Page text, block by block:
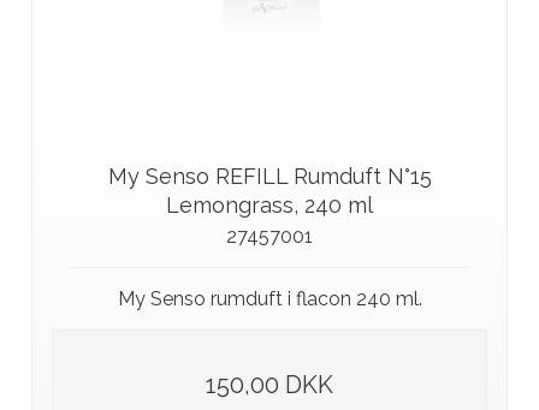
My Senso REFILL Rumduft N°15
Lemongrass, 240 ml
27457001
My Senso rumduft i flacon 240 ml.
150,00 DKK